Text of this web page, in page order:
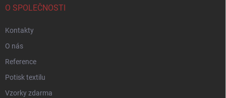
O SPOLEČNOSTI
Kontakty
O nás
Reference
Potisk textilu
Vzorky zdarma